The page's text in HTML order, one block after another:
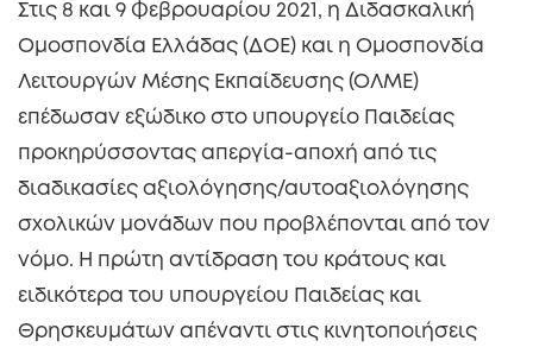
Στις 8 και 9 Φεβρουαρίου 2021, η Διδασκαλική
Ομοσπονδία Ελλάδας (ΔΟΕ) και η Ομοσπονδία
Λειτουργών Μέσης Εκπαίδευσης (ΟΛΜΕ)
επέδωσαν εξώδικο στο υπουργείο Παιδείας
προκηρύσσοντας απεργία-αποχή από τις
διαδικασίες αξιολόγησης/αυτοαξιολόγησης
σχολικών μονάδων που προβλέπονται από τον
νόμο. Η πρώτη αντίδραση του κράτους και
ειδικότερα του υπουργείου Παιδείας και
Θρησκευμάτων απέναντι στις κινητοποιήσεις